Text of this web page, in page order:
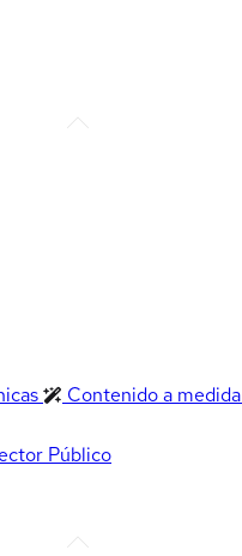
Contenido a medida
Público